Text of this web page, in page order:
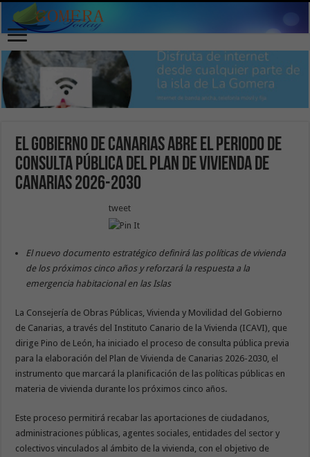
El Gobierno de Canarias abre el periodo de
consulta pública del Plan de Vivienda de
Canarias 2026-2030
tweet
El nuevo documento estratégico definirá las políticas de vivienda
de los próximos cinco años y reforzará la respuesta a la
emergencia habitacional en las Islas
La Consejería de Obras Públicas, Vivienda y Movilidad del Gobierno
de Canarias, a través del Instituto Canario de la Vivienda (ICAVI), que
dirige Pino de León, ha iniciado el proceso de consulta pública previa
para la elaboración del Plan de Vivienda de Canarias 2026-2030, el
instrumento que marcará la planificación de las políticas públicas en
materia de vivienda durante los próximos cinco años.
Este proceso permitirá recabar las aportaciones de ciudadanos,
administraciones públicas, agentes sociales, entidades del sector y
colectivos vinculados al ámbito de la vivienda, con el objetivo de